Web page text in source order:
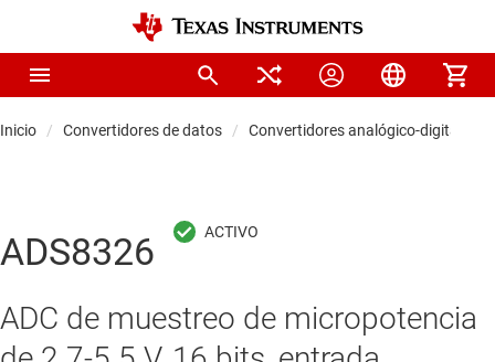
Inicio Convertidores de datos Convertidores analógico-digitales
ADS8326
ADC de muestreo de micropotencia